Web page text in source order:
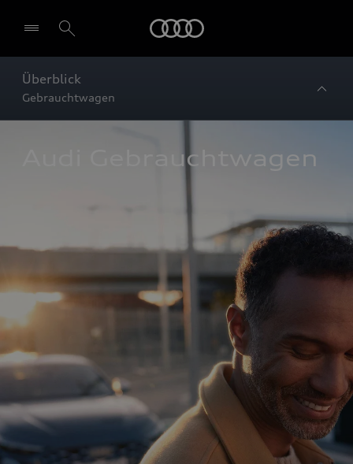
Überblick
Gebrauchtwagen
Audi Gebrauchtwagen